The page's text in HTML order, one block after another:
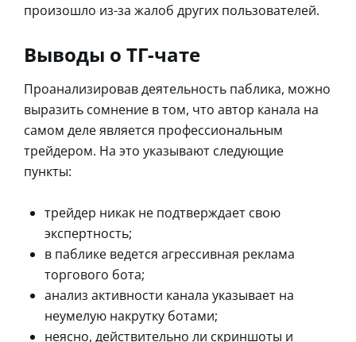
произошло из-за жалоб других пользователей.
Выводы о ТГ-чате
Проанализировав деятельность паблика, можно
выразить сомнение в том, что автор канала на
самом деле является профессиональным
трейдером. На это указывают следующие
пункты:
трейдер никак не подтверждает свою
экспертность;
в паблике ведется агрессивная реклама
торгового бота;
анализ активности канала указывает на
неумелую накрутку ботами;
неясно, действительно ли скриншоты и